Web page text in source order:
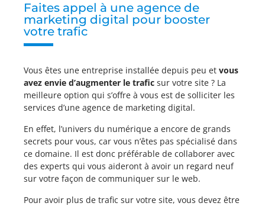
Faites appel à une agence de
marketing digital pour booster
votre trafic
Vous êtes une entreprise installée depuis peu et vous
avez envie d’augmenter le trafic sur votre site ? La
meilleure option qui s’offre à vous est de solliciter les
services d’une agence de marketing digital.
En effet, l’univers du numérique a encore de grands
secrets pour vous, car vous n’êtes pas spécialisé dans
ce domaine. Il est donc préférable de collaborer avec
des experts qui vous aideront à avoir un regard neuf
sur votre façon de communiquer sur le web.
Pour avoir plus de trafic sur votre site, vous devez être